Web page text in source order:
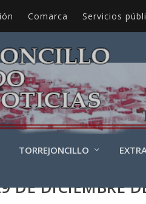
Comarca Servicios
TORREJONCILLO
DE DICIEMBRE